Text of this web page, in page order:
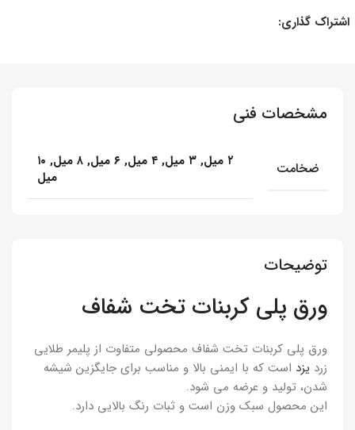
اشتراک گذاری:
توضیحات
ورق پلی کربنات تخت شفاف
ورق پلی کربنات تخت شفاف محصولی متفاوت از پلیمر طلایی
زرد یزد است که با ایمنی بالا و مناسب برای جایگزین شیشه
شدن، تولید و عرضه می شود.
این محصول سبک وزن است و ثبات رنگ بالایی دارد.
مشخصات فنی
ضخامت
۲ میل, ۳ میل, ۴ میل, ۶ میل, ۸ میل, ۱۰
میل